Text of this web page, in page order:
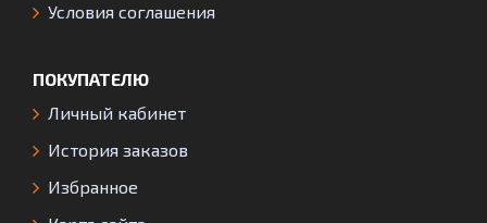
Условия соглашения
ПОКУПАТЕЛЮ
Личный кабинет
История заказов
Избранное